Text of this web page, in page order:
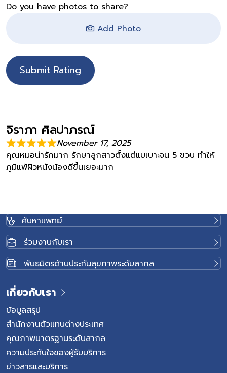
Do you have photos to share?
Add Photo
Submit Rating
จิราภา ศิลปาภรณ์
November 17, 2025
คุณหมอน่ารักมาก รักษาลูกสาวตั้งแต่แบเบาะจน 5 ขวบ ทำให้
ภูมิแพ้ผิวหนังน้องดีขึ้นเยอะมาก
ค้นหาแพทย์
ร่วมงานกับเรา
พันธมิตรด้านประกันสุขภาพระดับสากล
เกี่ยวกับเรา
ข้อมูลสรุป
สำนักงานตัวแทนต่างประเทศ
คุณภาพมาตรฐานระดับสากล
ความประทับใจของผู้รับบริการ
ข่าวสารและบริการ